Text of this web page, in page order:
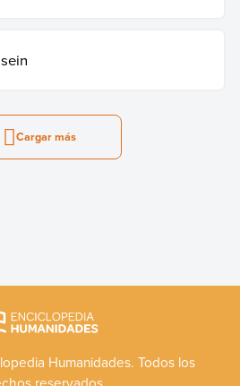
Cargar más
Humanidades. Todos los